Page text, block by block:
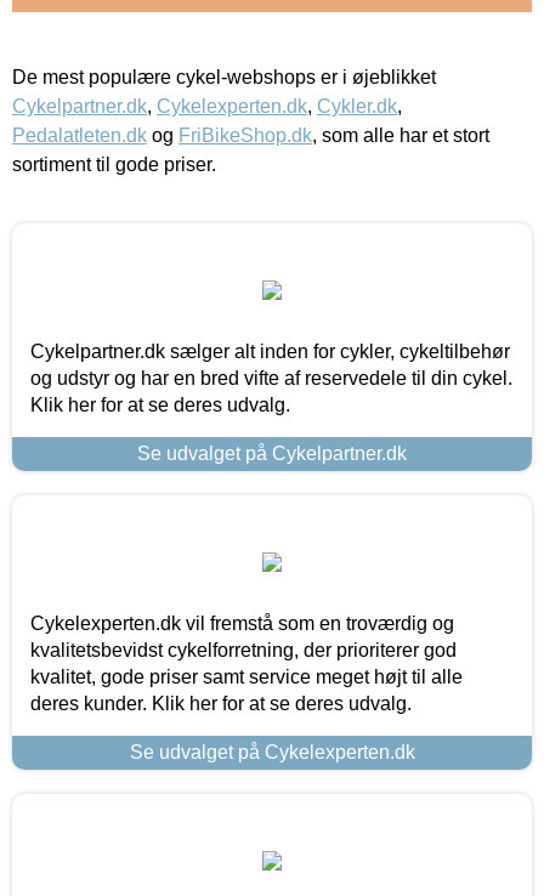
De mest populære cykel-webshops er i øjeblikket
Cykelpartner.dk, Cykelexperten.dk, Cykler.dk,
Pedalatleten.dk og FriBikeShop.dk, som alle har et stort
sortiment til gode priser.
Cykelpartner.dk sælger alt inden for cykler, cykeltilbehør
og udstyr og har en bred vifte af reservedele til din cykel.
Klik her for at se deres udvalg.
Se udvalget på Cykelpartner.dk
Cykelexperten.dk vil fremstå som en troværdig og
kvalitetsbevidst cykelforretning, der prioriterer god
kvalitet, gode priser samt service meget højt til alle
deres kunder. Klik her for at se deres udvalg.
Se udvalget på Cykelexperten.dk